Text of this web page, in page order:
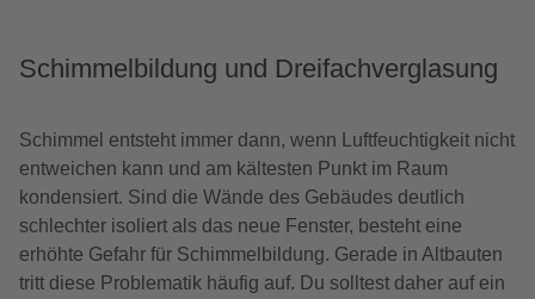
Schimmelbildung und Dreifachverglasung
Schimmel entsteht immer dann, wenn Luftfeuchtigkeit nicht
entweichen kann und am kältesten Punkt im Raum
kondensiert. Sind die Wände des Gebäudes deutlich
schlechter isoliert als das neue Fenster, besteht eine
erhöhte Gefahr für Schimmelbildung. Gerade in Altbauten
tritt diese Problematik häufig auf. Du solltest daher auf ein